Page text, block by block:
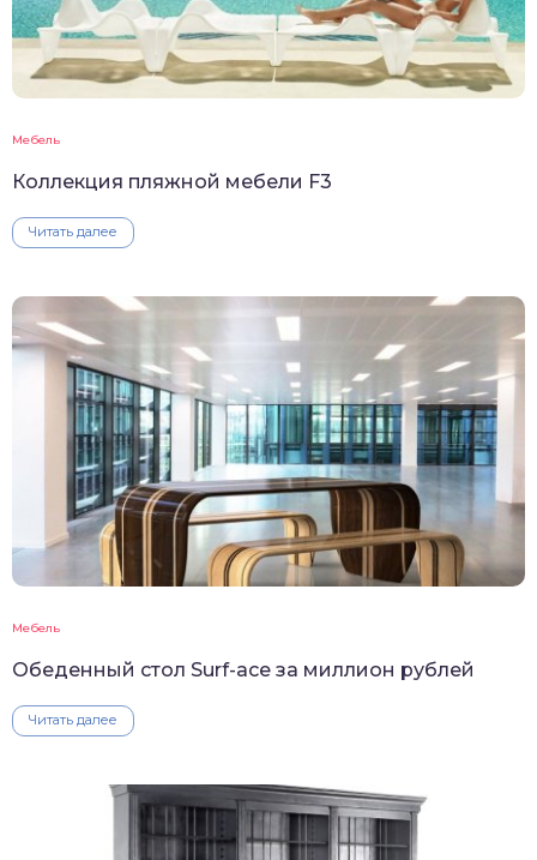
Мебель
Коллекция пляжной мебели F3
Читать далее
Мебель
Обеденный стол Surf-ace за миллион рублей
Читать далее